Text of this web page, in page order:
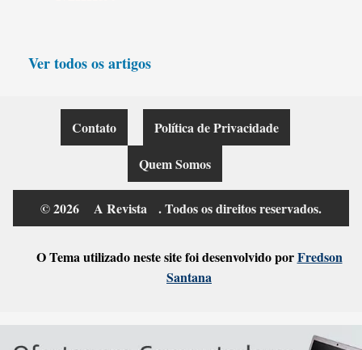
Ver todos os artigos
Contato
Política de Privacidade
Quem Somos
© 2026 A Revista . Todos os direitos reservados.
O Tema utilizado neste site foi desenvolvido porFredson
Santana